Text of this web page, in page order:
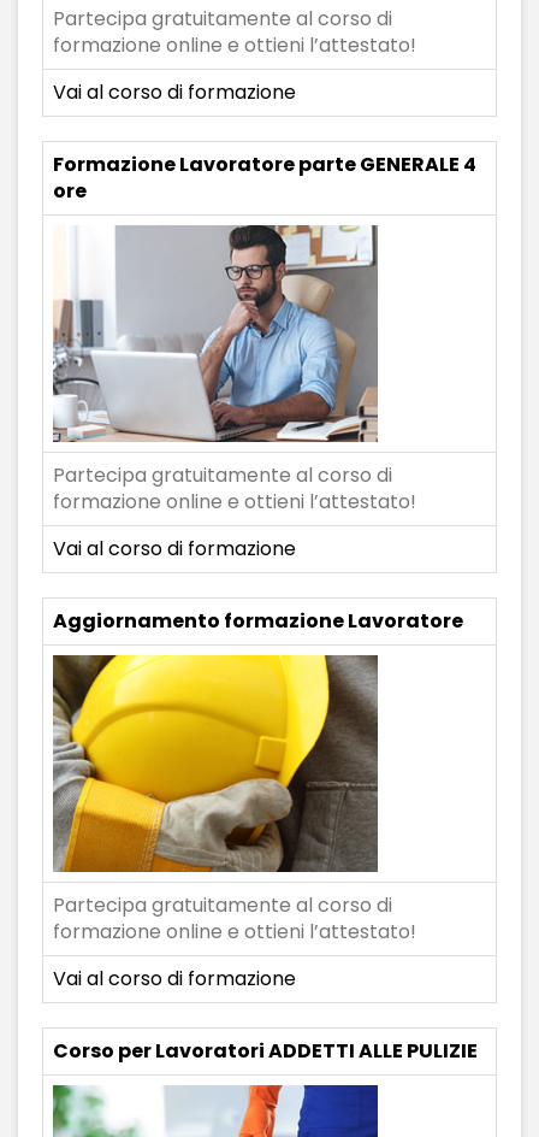
Partecipa gratuitamente al corso di
formazione online e ottieni l’attestato!
Vai al corso di formazione
Formazione Lavoratore parte GENERALE 4
ore
Partecipa gratuitamente al corso di
formazione online e ottieni l’attestato!
Vai al corso di formazione
Aggiornamento formazione Lavoratore
Partecipa gratuitamente al corso di
formazione online e ottieni l’attestato!
Vai al corso di formazione
Corso per Lavoratori ADDETTI ALLE PULIZIE